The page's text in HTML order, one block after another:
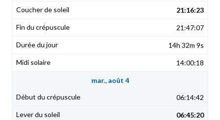
21:16:23
21:47:07
14h 32m 9s
14:00:18
mar., août 4
06:14:42
06:45:20